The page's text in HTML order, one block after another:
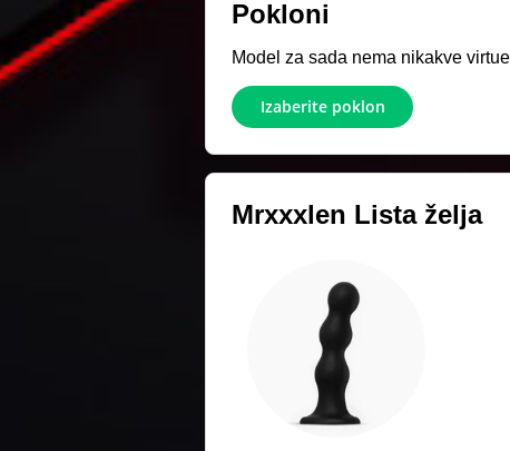
Pokloni
Model za sada nema nikakve
Izaberite poklon
Mrxxxlen Lista želja